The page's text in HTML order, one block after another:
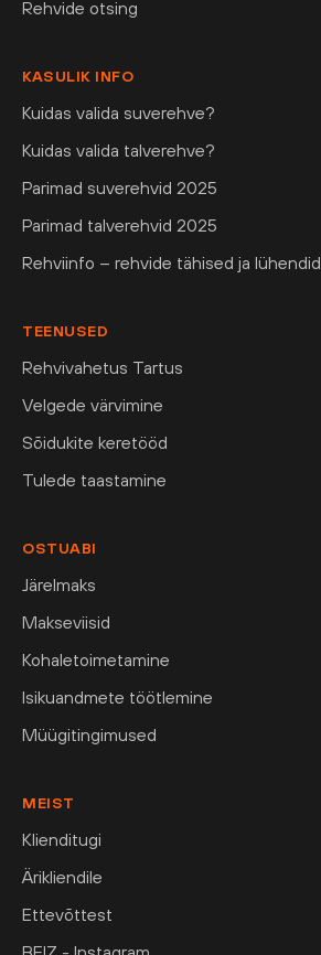
Rehvide otsing
KASULIK INFO
Kuidas valida suverehve?
Kuidas valida talverehve?
Parimad suverehvid 2025
Parimad talverehvid 2025
Rehviinfo – rehvide tähised ja lühendid
TEENUSED
Rehvivahetus Tartus
Velgede värvimine
Sõidukite keretööd
Tulede taastamine
OSTUABI
Järelmaks
Makseviisid
Kohaletoimetamine
Isikuandmete töötlemine
Müügitingimused
MEIST
Klienditugi
Ärikliendile
Ettevõttest